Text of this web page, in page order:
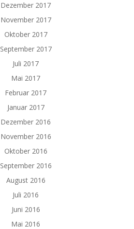
Dezember 2017
November 2017
Oktober 2017
September 2017
Juli 2017
Mai 2017
Februar 2017
Januar 2017
Dezember 2016
November 2016
Oktober 2016
September 2016
August 2016
Juli 2016
Juni 2016
Mai 2016